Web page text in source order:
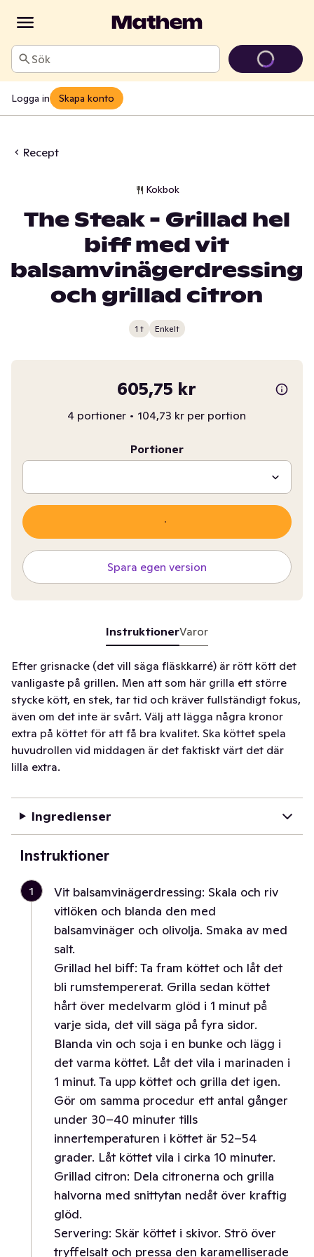
Sök
Logga in Skapa konto
Recept
Kokbok
The Steak - Grillad hel
biff med vit
balsamvinägerdressing
och grillad citron
1 t Enkelt
605,75 kr
4 portioner • 104,73 kr per portion
Portioner
Spara egen version
InstruktionerVaror
Efter grisnacke (det vill säga fläskkarré) är rött kött det
vanligaste på grillen. Men att som här grilla ett större
stycke kött, en stek, tar tid och kräver fullständigt fokus,
även om det inte är svårt. Välj att lägga några kronor
extra på köttet för att få bra kvalitet. Ska köttet spela
huvudrollen vid middagen är det faktiskt värt det där
lilla extra.
Ingredienser
Instruktioner
1
Vit balsamvinägerdressing: Skala och riv
vitlöken och blanda den med
balsamvinäger och olivolja. Smaka av med
salt.
Grillad hel biff: Ta fram köttet och låt det
bli rumstempererat. Grilla sedan köttet
hårt över medelvarm glöd i 1 minut på
varje sida, det vill säga på fyra sidor.
Blanda vin och soja i en bunke och lägg i
det varma köttet. Låt det vila i marinaden i
1 minut. Ta upp köttet och grilla det igen.
Gör om samma procedur ett antal gånger
under 30–40 minuter tills
innertemperaturen i köttet är 52–54
grader. Låt köttet vila i cirka 10 minuter.
Grillad citron: Dela citronerna och grilla
halvorna med snittytan nedåt över kraftig
glöd.
Servering: Skär köttet i skivor. Strö över
tryffelsalt och pressa den karamelliserade